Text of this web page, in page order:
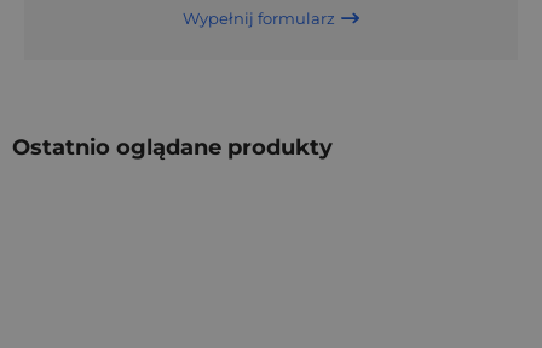
Wypełnij formularz
Ostatnio oglądane produkty